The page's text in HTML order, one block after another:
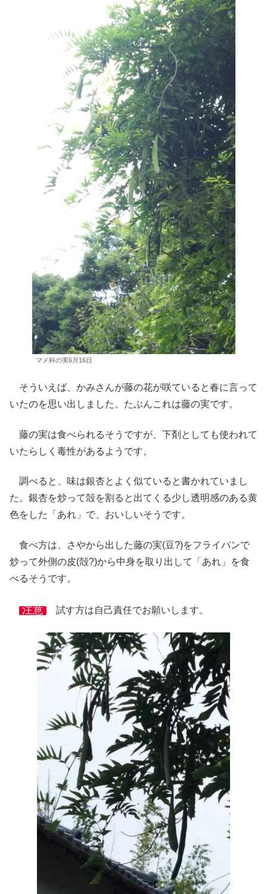
マメ科の実6月16日
そういえば、かみさんが藤の花が咲ていると春に言って
いたのを思い出しました。たぶんこれは藤の実です。
藤の実は食べられるそうですが、下剤としても使われて
いたらしく毒性があるようです。
調べると、味は銀杏とよく似ていると書かれていまし
た。銀杏を炒って殻を割ると出てくる少し透明感のある黄
色をした「あれ」で、おいしいそうです。
食べ方は、さやから出した藤の実(豆?)をフライパンで
炒って外側の皮(殻?)から中身を取り出して「あれ」を食
べるそうです。
注意 試す方は自己責任でお願いします。